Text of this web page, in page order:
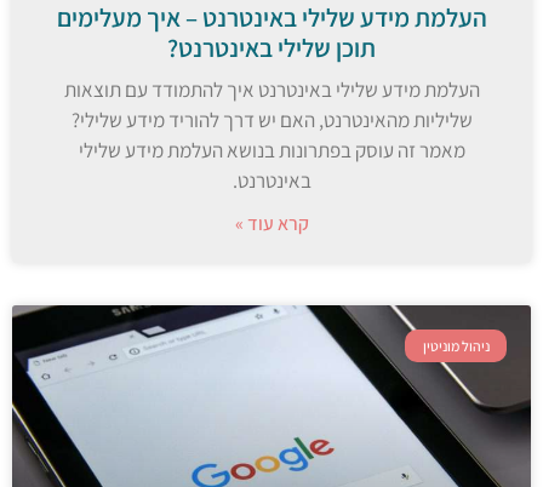
העלמת מידע שלילי באינטרנט – איך מעלימים
תוכן שלילי באינטרנט?
העלמת מידע שלילי באינטרנט איך להתמודד עם תוצאות
שליליות מהאינטרנט, האם יש דרך להוריד מידע שלילי?
מאמר זה עוסק בפתרונות בנושא העלמת מידע שלילי
באינטרנט.
קרא עוד »
ניהול מוניטין